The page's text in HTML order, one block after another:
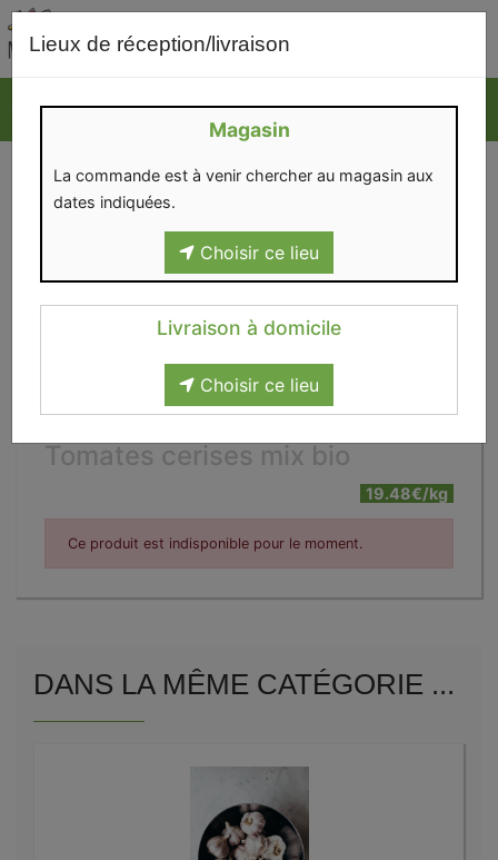
Lieux de réception/livraison
Magasin
La commande est à venir chercher au magasin aux
dates indiquées.
Choisir ce lieu
Livraison à domicile
Choisir ce lieu
Tomates cerises mix bio
19.48€/kg
Ce produit est indisponible pour le moment.
DANS LA MÊME CATÉGORIE ...